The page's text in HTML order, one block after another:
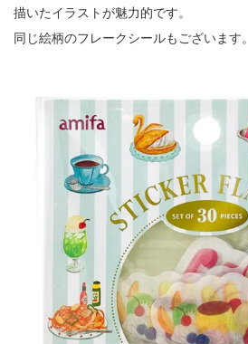
描いたイラストが魅力的です。
同じ絵柄のフレークシールもございます。